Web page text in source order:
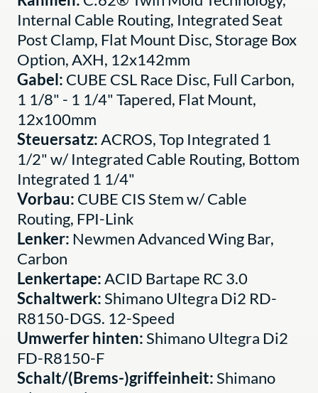
Internal Cable Routing, Integrated Seat
Post Clamp, Flat Mount Disc, Storage Box
Option, AXH, 12x142mm
Gabel: CUBE CSL Race Disc, Full Carbon,
1 1/8" - 1 1/4" Tapered, Flat Mount,
12x100mm
Steuersatz:ACROS, Top Integrated 1
1/2" w/ Integrated Cable Routing, Bottom
Integrated 1 1/4"
Vorbau: CUBE CIS Stem w/ Cable
Routing, FPI-Link
Lenker: Newmen Advanced Wing Bar,
Carbon
Lenkertape:ACID Bartape RC 3.0
Schaltwerk:Shimano Ultegra Di2 RD-
R8150-DGS. 12-Speed
Umwerfer hinten:Shimano Ultegra Di2
FD-R8150-F
Schalt/(Brems-)griffeinheit:Shimano